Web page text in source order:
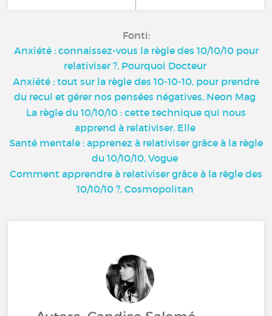
Fonti:
Anxiété : connaissez-vous la règle des 10/10/10 pour
relativiser ?, Pourquoi Docteur
Anxiété : tout sur la règle des 10-10-10, pour prendre
du recul et gérer nos pensées négatives, Neon Mag
La règle du 10/10/10 : cette technique qui nous
apprend à relativiser, Elle
Santé mentale : apprenez à relativiser grâce à la règle
du 10/10/10, Vogue
Comment apprendre à relativiser grâce à la règle des
10/10/10 ?, Cosmopolitan